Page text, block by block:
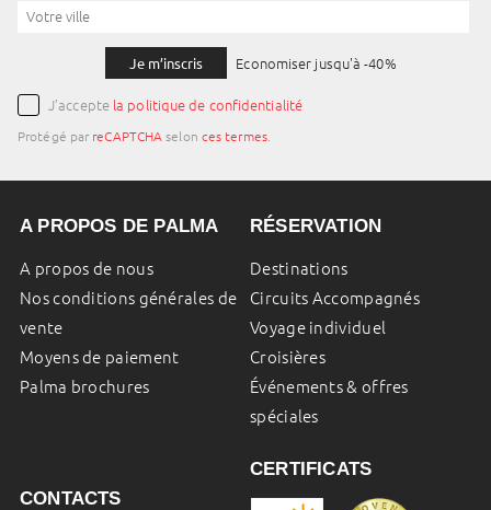
Je m’inscris Economiser jusqu'à -40%
J’accepte la politique de confidentialité
Protégé par reCAPTCHA selon ces termes.
A PROPOS DE PALMA
A propos de nous
Nos conditions générales de
vente
Moyens de paiement
Palma brochures
CONTACTS
RÉSERVATION
Destinations
Circuits Accompagnés
Voyage individuel
Croisières
Événements & offres
spéciales
CERTIFICATS